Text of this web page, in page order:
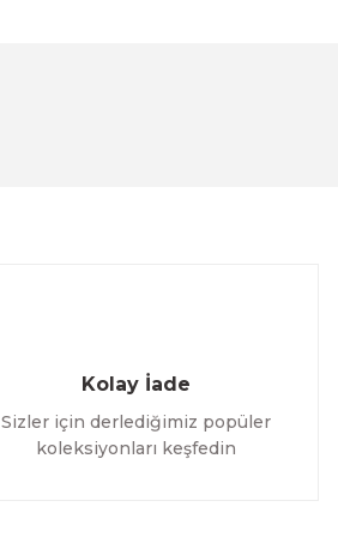
Kolay İade
Sizler için derlediğimiz popüler
koleksiyonları keşfedin